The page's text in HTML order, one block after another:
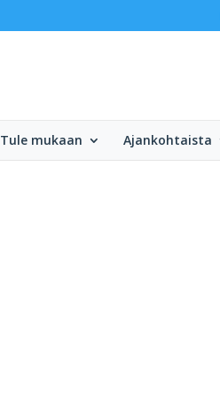
Tule mukaan Ajankohtaista